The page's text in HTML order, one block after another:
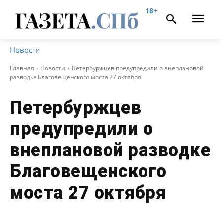
18+
Новости
Главная Новости
Петербуржцев предупредили о внеплановой
разводке Благовещенского моста 27 октября
Петербуржцев
предупредили о
внеплановой разводке
Благовещенского
моста 27 октября